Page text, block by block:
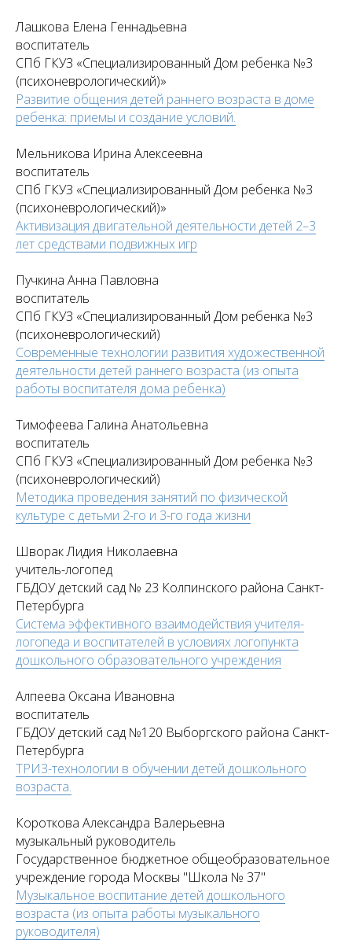
Лашкова Елена Геннадьевна
воспитатель
СПб ГКУЗ «Специализированный Дом ребенка №3
(психоневрологический)»
Развитие общения детей раннего возраста в доме
ребенка: приемы и создание условий.
Мельникова Ирина Алексеевна
воспитатель
СПб ГКУЗ «Специализированный Дом ребенка №3
(психоневрологический)»
Активизация двигательной деятельности детей 2–3
лет средствами подвижных игр
Пучкина Анна Павловна
воспитатель
СПб ГКУЗ «Специализированный Дом ребенка №3
(психоневрологический)
Современные технологии развития художественной
деятельности детей раннего возраста (из опыта
работы воспитателя дома ребенка)
Тимофеева Галина Анатольевна
воспитатель
СПб ГКУЗ «Специализированный Дом ребенка №3
(психоневрологический)
Методика проведения занятий по физической
культуре с детьми 2-го и 3-го года жизни
Шворак Лидия Николаевна
учитель-логопед
ГБДОУ детский сад № 23 Колпинского района Санкт-
Петербурга
Система эффективного взаимодействия учителя-
логопеда и воспитателей в условиях логопункта
дошкольного образовательного учреждения
Алпеева Оксана Ивановна
воспитатель
ГБДОУ детский сад №120 Выборгского района Санкт-
Петербурга
ТРИЗ-технологии в обучении детей дошкольного
возраста.
Короткова Александра Валерьевна
музыкальный руководитель
Государственное бюджетное общеобразовательное
учреждение города Москвы "Школа № 37"
Музыкальное воспитание детей дошкольного
возраста (из опыта работы музыкального
руководителя)